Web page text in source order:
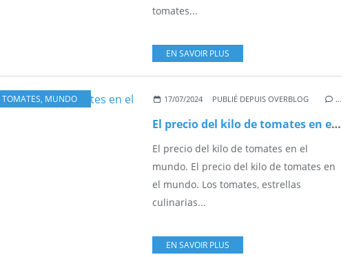
tomates...
EN SAVOIR PLUS
TOMATES, MUNDO 17/07/2024 PUBLIÉ DEPUIS OVERBLOG …
El precio del kilo de tomates en el mundo.
El precio del kilo de tomates en el
mundo. El precio del kilo de tomates en
el mundo. Los tomates, estrellas
culinarias...
EN SAVOIR PLUS